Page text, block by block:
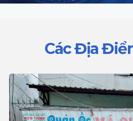
Các Địa